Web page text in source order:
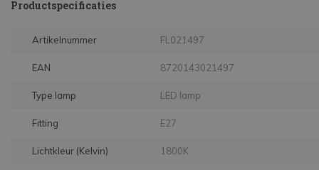
Productspecificaties
Artikelnummer FL021497
EAN 8720143021497
Type lamp LED lamp
Fitting E27
Lichtkleur (Kelvin) 1800K